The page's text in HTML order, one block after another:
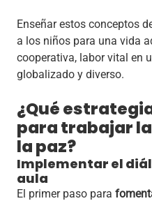
Enseñar estos conceptos
a los niños para una vida
cooperativa, labor vital en
globalizado y diverso.
¿Qué
para trabajar
la paz?
Implementar el
aula
El primer paso para